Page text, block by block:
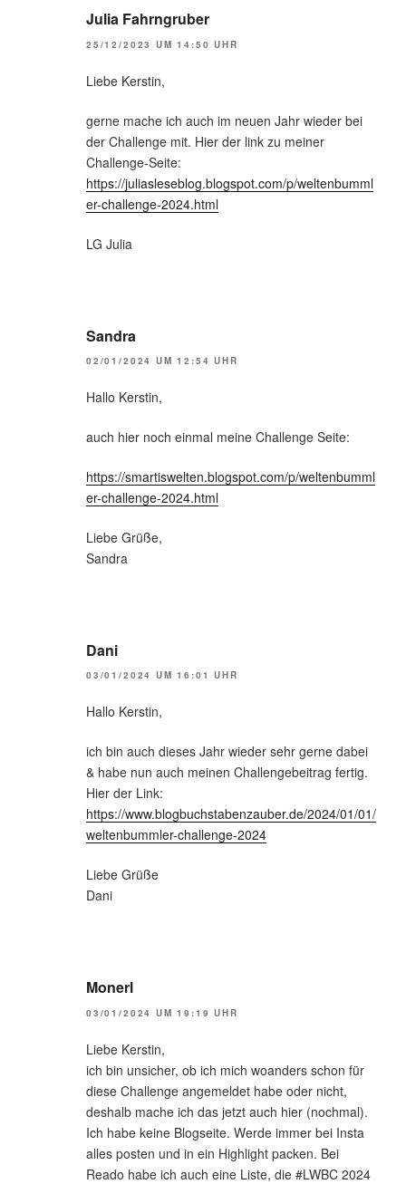
Julia Fahrngruber
25/12/2023 UM 14:50 UHR
Liebe Kerstin,
gerne mache ich auch im neuen Jahr wieder bei
der Challenge mit. Hier der link zu meiner
Challenge-Seite:
https://juliasleseblog.blogspot.com/p/weltenbumml
er-challenge-2024.html
LG Julia
Sandra
02/01/2024 UM 12:54 UHR
Hallo Kerstin,
auch hier noch einmal meine Challenge Seite:
https://smartiswelten.blogspot.com/p/weltenbumml
er-challenge-2024.html
Liebe Grüße,
Sandra
Dani
03/01/2024 UM 16:01 UHR
Hallo Kerstin,
ich bin auch dieses Jahr wieder sehr gerne dabei
& habe nun auch meinen Challengebeitrag fertig.
Hier der Link:
https://www.blogbuchstabenzauber.de/2024/01/01/
weltenbummler-challenge-2024
Liebe Grüße
Dani
Monerl
03/01/2024 UM 19:19 UHR
Liebe Kerstin,
ich bin unsicher, ob ich mich woanders schon für
diese Challenge angemeldet habe oder nicht,
deshalb mache ich das jetzt auch hier (nochmal).
Ich habe keine Blogseite. Werde immer bei Insta
alles posten und in ein Highlight packen. Bei
Reado habe ich auch eine Liste, die #LWBC 2024